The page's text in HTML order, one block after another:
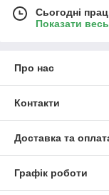
Сьогодні
Показати
Про нас
Контакти
Доставка та
Графік роботи